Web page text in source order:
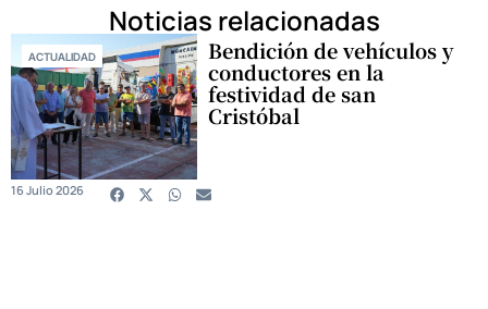
Noticias relacionadas
ACTUALIDAD Bendición de vehículos y
conductores en la
festividad de san
Cristóbal
16 Julio 2026